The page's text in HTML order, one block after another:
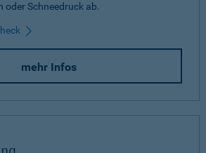
oder Schneedruck ab.
mehr Infos